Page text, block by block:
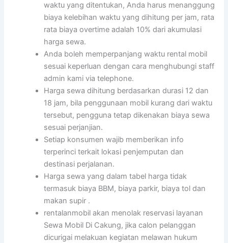
waktu yang ditentukan, Anda harus menanggung
biaya kelebihan waktu yang dihitung per jam, rata
rata biaya overtime adalah 10% dari akumulasi
harga sewa.
Anda boleh memperpanjang waktu rental mobil
sesuai keperluan dengan cara menghubungi staff
admin kami via telephone.
Harga sewa dihitung berdasarkan durasi 12 dan
18 jam, bila penggunaan mobil kurang dari waktu
tersebut, pengguna tetap dikenakan biaya sewa
sesuai perjanjian.
Setiap konsumen wajib memberikan info
terperinci terkait lokasi penjemputan dan
destinasi perjalanan.
Harga sewa yang dalam tabel harga tidak
termasuk biaya BBM, biaya parkir, biaya tol dan
makan supir .
rentalanmobil akan menolak reservasi layanan
Sewa Mobil Di Cakung, jika calon pelanggan
dicurigai melakuan kegiatan melawan hukum